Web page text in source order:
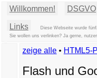
Willkommen! DSGVO
Links
Diese Webseite wurde
Sie wollen uns verlinken? Ja gerne,
zeige alle • HTML5-
Flash und